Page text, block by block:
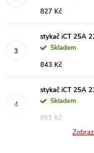
827 Kč
stykač iCT 25A
Skladem
843 Kč
stykač iCT 25A
Skladem
851 Kč